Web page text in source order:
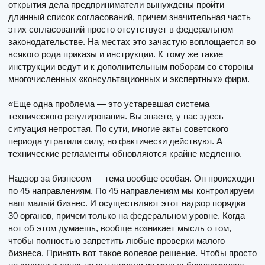
открытия дела предприниматели вынуждены пройти
длинный список согласований, причем значительная часть
этих согласований просто отсутствует в федеральном
законодательстве. На местах это зачастую воплощается во
всякого рода приказы и инструкции. К тому же такие
инструкции ведут и к дополнительным поборам со стороны
многочисленных «консультационных и экспертных» фирм.
«Еще одна проблема — это устаревшая система
технического регулирования. Вы знаете, у нас здесь
ситуация непростая. По сути, многие акты советского
периода утратили силу, но фактически действуют. А
технические регламенты обновляются крайне медленно.
Надзор за бизнесом — тема вообще особая. Он происходит
по 45 направлениям. По 45 направлениям мы контролируем
наш малый бизнес. И осуществляют этот надзор порядка
30 органов, причем только на федеральном уровне. Когда
вот об этом думаешь, вообще возникает мысль о том,
чтобы полностью запретить любые проверки малого
бизнеса. Принять вот такое волевое решение. Чтобы просто